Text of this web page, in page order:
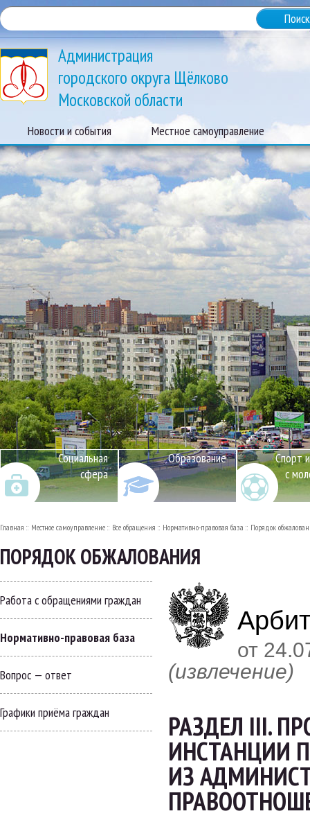
Администрация
городского округа Щёлково
Московской области
Новости и события Местное самоуправление
Социальная
сфера
Образование
Спорт
с
Главная Местное самоуправление Все обращения Нормативно-правовая база Порядок
ПОРЯДОК ОБЖАЛОВАНИЯ
Работа с обращениями граждан
Нормативно-правовая база
Вопрос — ответ
Графики приёма граждан
от
(извлечение)
РАЗДЕЛ III.
ИНСТАНЦИИ
ИЗ